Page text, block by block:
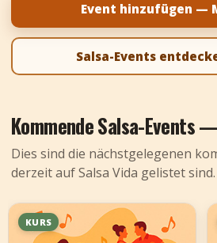
Event hinzufügen —
Salsa-Events
Kommende Salsa-Events
Dies sind die nächstgelegenen
derzeit auf Salsa Vida gelistet sind.
KURS